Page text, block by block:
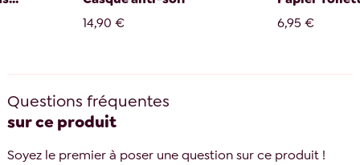
14,90 €
6,95 €
Questions fréquentes
sur ce produit
Soyez le premier à poser une question sur ce produit !